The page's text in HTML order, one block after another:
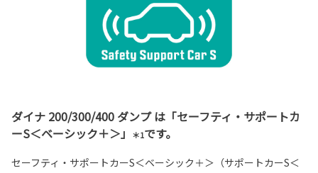
ダイナ 200/300/400 ダンプ は「セーフティ・サポートカ
ーS＜ベーシック＋＞」
＊1です。
セーフティ・サポートカーS＜ベーシック＋＞（サポートカーS＜